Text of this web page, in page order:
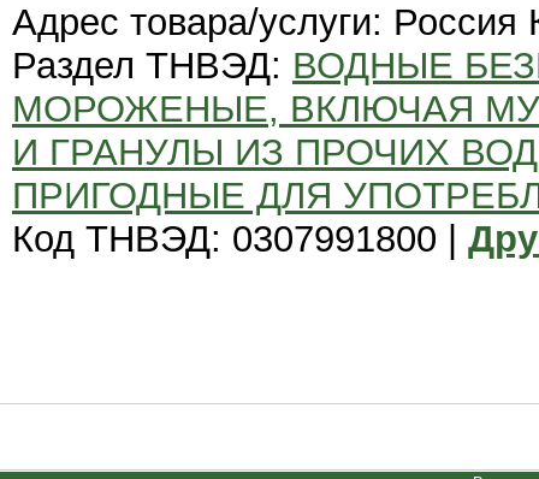
Адрес товара/услуги:
Раздел ТНВЭД: ВОДНЫЕ
МОРОЖЕНЫЕ, ВКЛЮЧАЯ
И ГРАНУЛЫ ИЗ ПРОЧИХ
ПРИГОДНЫЕ ДЛЯ
Код ТНВЭД: 0307991800 |